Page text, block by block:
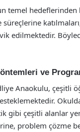
temel hedeflerinden
edilmektedir.
ve
Anaokulu, çeşitli
gibi çeşitli alanlar yer
problem çözme